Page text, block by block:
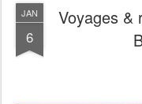
JAN
6
Voyages